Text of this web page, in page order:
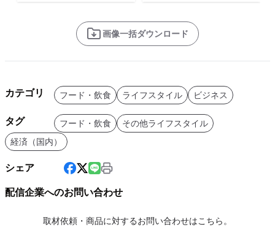
画像一括ダウンロード
カテゴリ フード・飲食 ライフスタイル ビジネス
タグ フード・飲食
その他ライフスタイル
経済（国内）
シェア
配信企業へのお問い合わせ
取材依頼・商品に対するお問い合わせはこちら。